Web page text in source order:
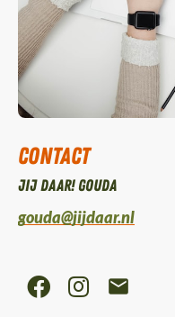
Contact
Jij daar! Gouda
gouda@jijdaar.nl